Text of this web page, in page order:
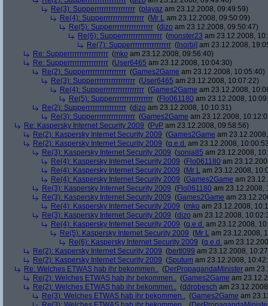
Re(3): Supperrrrrrrrrrrrrrrrr (playaz am 23.12.2008, 09:49:59)
Re(4): Supperrrrrrrrrrrrrrrrr (Mr L am 23.12.2008, 09:50:09)
Re(5): Supperrrrrrrrrrrrrrrrr (dizo am 23.12.2008, 09:50:47)
Re(6): Supperrrrrrrrrrrrrrrrr (monster23 am 23.12.2008,
Re(7): Supperrrrrrrrrrrrrrrrr ([norbi] am 23.12.2008,
Re: Supperrrrrrrrrrrrrrrrr (mko am 23.12.2008, 09:56:40)
Re: Supperrrrrrrrrrrrrrrrr (User6465 am 23.12.2008, 10:04:30)
Re(2): Supperrrrrrrrrrrrrrrrr (Games2Game am 23.12.2008, 10:05:40)
Re(3): Supperrrrrrrrrrrrrrrrr (User6465 am 23.12.2008, 10:07:22)
Re(4): Supperrrrrrrrrrrrrrrrr (Games2Game am 23.12.2008,
Re(5): Supperrrrrrrrrrrrrrrrr (Flo061180 am 23.12.2008,
Re(2): Supperrrrrrrrrrrrrrrrr (dizo am 23.12.2008, 10:10:31)
Re(3): Supperrrrrrrrrrrrrrrrr (Games2Game am 23.12.2008,
Re: Kaspersky Internet Security 2009 (PvP am 23.12.2008, 09:58:56)
Re(2): Kaspersky Internet Security 2009 (Games2Game am
Re(2): Kaspersky Internet Security 2009 (q.e.d. am 23.12.2008,
Re(3): Kaspersky Internet Security 2009 (sonja85 am 23.12.2008,
Re(4): Kaspersky Internet Security 2009 (Flo061180 am
Re(4): Kaspersky Internet Security 2009 (Mr L am 23.12.2008,
Re(4): Kaspersky Internet Security 2009 (Games2Game am
Re(3): Kaspersky Internet Security 2009 (Flo061180 am 23.12.2008,
Re(3): Kaspersky Internet Security 2009 (Games2Game am
Re(4): Kaspersky Internet Security 2009 (mko am 23.12.2008,
Re(3): Kaspersky Internet Security 2009 (dizo am 23.12.2008,
Re(4): Kaspersky Internet Security 2009 (q.e.d. am 23.12.2008,
Re(5): Kaspersky Internet Security 2009 (Mr L am 23.12.2008,
Re(6): Kaspersky Internet Security 2009 (q.e.d. am
Re(2): Kaspersky Internet Security 2009 (bertl099 am 23.12.2008,
Re(2): Kaspersky Internet Security 2009 (Sputum am 23.12.2008,
Re: Welches ETWAS hab ihr bekommen.. (DerPropagandaMinister am
Re(2): Welches ETWAS hab ihr bekommen.. (Games2Game am
Re(2): Welches ETWAS hab ihr bekommen.. (ddrobesch am
Re(3): Welches ETWAS hab ihr bekommen.. (Games2Game am